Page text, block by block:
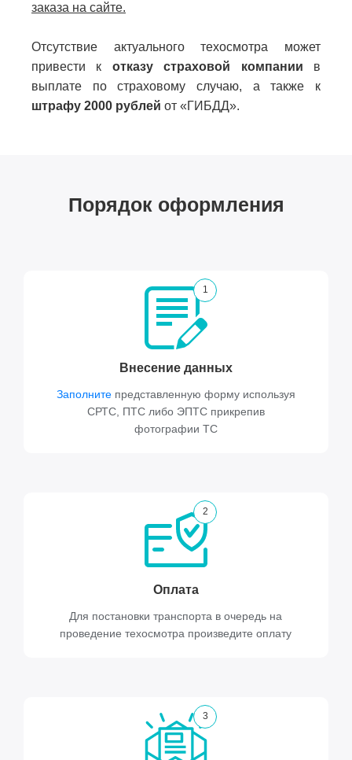
заказа на сайте.
Отсутствие актуального техосмотра может
привести к отказу страховой компании в
выплате по страховому случаю, а также к
штрафу 2000 рублей от «ГИБДД».
Порядок оформления
1
Внесение данных
Заполнитепредставленную форму используя
СРТС, ПТС либо ЭПТС прикрепив
фотографии ТС
2
Оплата
Для постановки транспорта в очередь на
проведение техосмотра произведите оплату
3